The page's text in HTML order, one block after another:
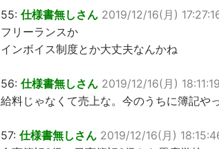
55: 仕様書無しさん 2019/12/16(月)
フリーランスか
インボイス制度とか大丈夫なんかね
56: 仕様書無しさん 2019/12/16(月)
給料じゃなくて売上な。今のうちに簿記や
57: 仕様書無しさん 2019/12/16(月)